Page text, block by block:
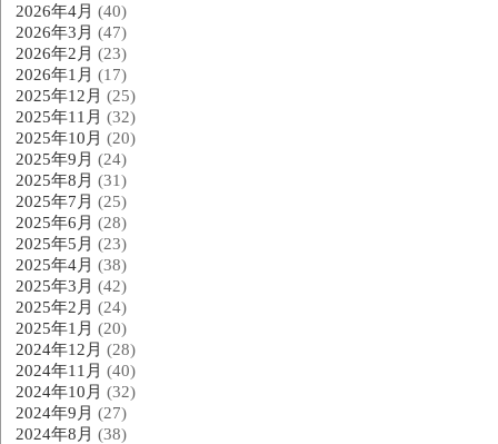
2026年4月 (40)
2026年3月 (47)
2026年2月 (23)
2026年1月 (17)
2025年12月 (25)
2025年11月 (32)
2025年10月 (20)
2025年9月 (24)
2025年8月 (31)
2025年7月 (25)
2025年6月 (28)
2025年5月 (23)
2025年4月 (38)
2025年3月 (42)
2025年2月 (24)
2025年1月 (20)
2024年12月 (28)
2024年11月 (40)
2024年10月 (32)
2024年9月 (27)
2024年8月 (38)